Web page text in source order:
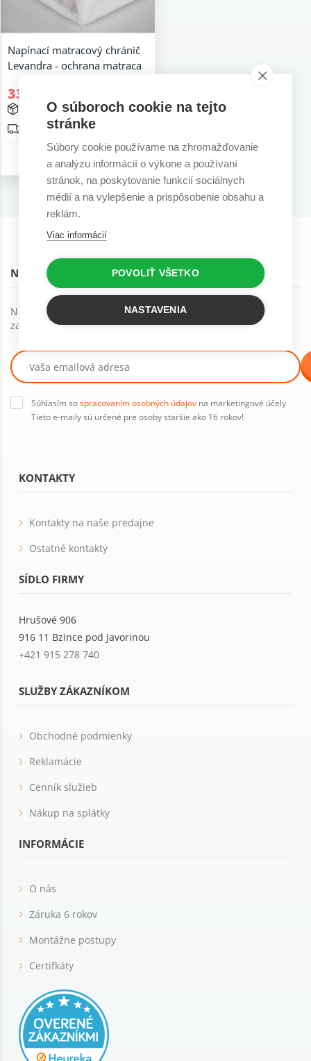
Napínací matracový chránič
Levandra - ochrana matraca
33,65 €
5 až 10 prac. dní
Doprava zadarmo
2 r. záruka
KONTAKTY
Kontakty na naše predajne
Ostatné kontakty
SÍDLO FIRMY
Hrušové 906
916 11 Bzince pod Javorinou
+421 915 278 740
SLUŽBY ZÁKAZNÍKOM
Obchodné podmienky
Reklamácie
Cenník služieb
Nákup na splátky
INFORMÁCIE
O nás
Záruka 6 rokov
Montážne postupy
Certifkáty
NOVINKY NA EMAIL
Novinky, trendy a ďalšie skvelé veci môžete dostávať ak
začnete odoberať náš newsletter :)
Súhlasím sospracovaním osobných údajov na marketingové účely
Tieto e-maily sú určené pre osoby staršie ako 16 rokov!
O súboroch cookie na tejto
stránke
Súbory cookie používame na zhromažďovanie
a analýzu informácií o výkone a používaní
stránok, na poskytovanie funkcií sociálnych
médií a na vylepšenie a prispôsobenie obsahu a
reklám.
Viac informácií
POVOLIŤ VŠETKO
NASTAVENIA